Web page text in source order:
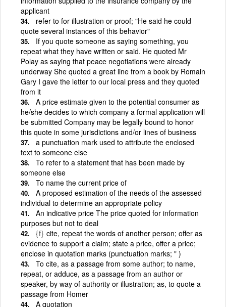
applicant
refer to for illustration or proof; "He said he could
quote several instances of this behavior"
If you quote someone as saying something, you
repeat what they have written or said. He quoted Mr
Polay as saying that peace negotiations were already
underway She quoted a great line from a book by Romain
Gary I gave the letter to our local press and they quoted
from it
A price estimate given to the potential consumer as
he/she decides to which company a formal application will
be submitted Company may be legally bound to honor
this quote in some jurisdictions and/or lines of business
a punctuation mark used to attribute the enclosed
text to someone else
To refer to a statement that has been made by
someone else
To name the current price of
A proposed estimation of the needs of the assessed
individual to determine an appropriate policy
An indicative price The price quoted for information
purposes but not to deal
{f} cite, repeat the words of another person; offer as
evidence to support a claim; state a price, offer a price;
enclose in quotation marks (punctuation marks; " )
To cite, as a passage from some author; to name,
repeat, or adduce, as a passage from an author or
speaker, by way of authority or illustration; as, to quote a
passage from Homer
A quotation